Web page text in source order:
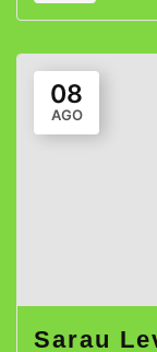
08
AGO
Sarau